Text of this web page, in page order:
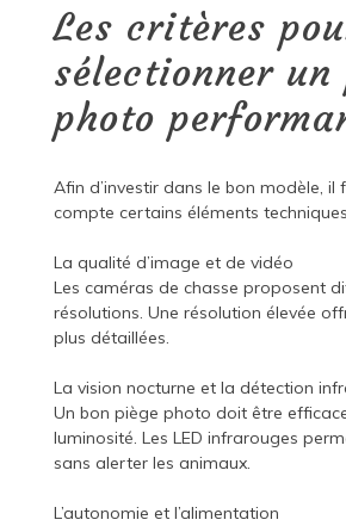
Les critères
sélectionner un
photo
Afin d’investir dans le bon modèle, il
compte certains éléments
La qualité d’image et de vidéo
Les caméras de chasse proposent
résolutions. Une résolution élevée
plus détaillées.
La vision nocturne et la détection
Un bon piège photo doit être
luminosité. Les LED infrarouges
sans alerter les animaux.
L’autonomie et l’alimentation